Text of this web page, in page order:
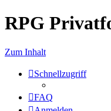
RPG
Zum Inhalt
Schnellzugriff
FAQ